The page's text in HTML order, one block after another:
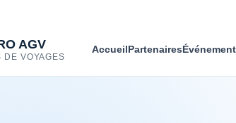
AGV
DE VOYAGES
AccueilPartenaires